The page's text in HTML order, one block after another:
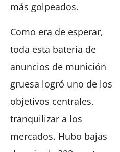
más golpeados.
Como era de esperar,
toda esta batería de
anuncios de munición
gruesa logró uno de los
objetivos centrales,
tranquilizar a los
mercados. Hubo bajas